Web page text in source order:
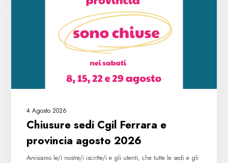
4 Agosto 2026
Chiusure sedi Cgil Ferrara e
provincia agosto 2026
Avvisiamo le/i nostre/i iscritte/i e gli utenti, che tutte le sedi e gli